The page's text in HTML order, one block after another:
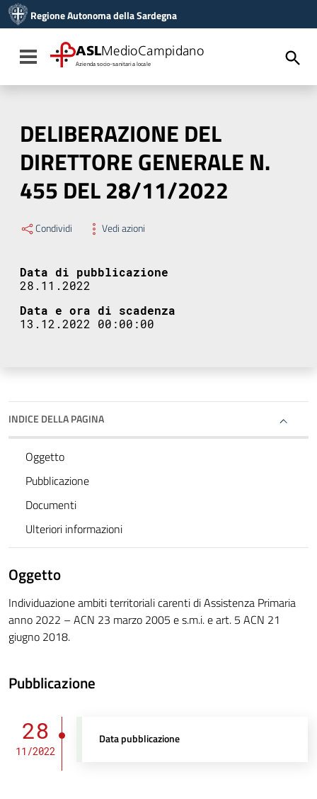
Vai al menu di navigazione
Vai al footer
Regione Autonoma della Sardegna
Toggle navigation
ASLMedioCampidano
Azienda socio-sanitaria locale
DELIBERAZIONE DEL
DIRETTORE GENERALE N.
455 DEL 28/11/2022
Condividi Vedi azioni
Data di pubblicazione
28.11.2022
Data e ora di scadenza
13.12.2022 00:00:00
INDICE DELLA PAGINA
Oggetto
Pubblicazione
Documenti
Ulteriori informazioni
Oggetto
Individuazione ambiti territoriali carenti di Assistenza Primaria
anno 2022 – ACN 23 marzo 2005 e s.m.i. e art. 5 ACN 21
giugno 2018.
Pubblicazione
28
11/2022
Data pubblicazione